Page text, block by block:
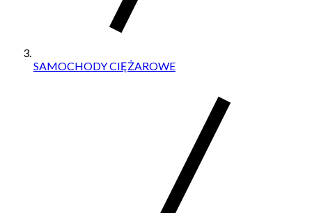
SAMOCHODY CIĘŻAROWE